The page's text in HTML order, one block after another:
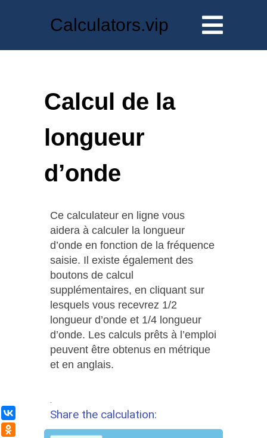
Calculators.vip
Calcul de la
longueur
d’onde
Ce calculateur en ligne vous
aidera à calculer la longueur
d’onde en fonction de la fréquence
saisie. Il existe également des
boutons de calcul
supplémentaires, en cliquant sur
lesquels vous recevrez 1/2
longueur d’onde et 1/4 longueur
d’onde. Les calculs prêts à l’emploi
peuvent être obtenus en métrique
et en anglais.
Share the calculation:
ВКонтакте
Одноклассники